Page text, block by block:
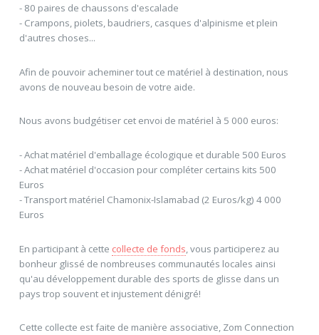
- 80 paires de chaussons d'escalade
- Crampons, piolets, baudriers, casques d'alpinisme et plein
d'autres choses...
Afin de pouvoir acheminer tout ce matériel à destination, nous
avons de nouveau besoin de votre aide.
Nous avons budgétiser cet envoi de matériel à 5 000 euros:
- Achat matériel d'emballage écologique et durable 500 Euros
- Achat matériel d'occasion pour compléter certains kits 500
Euros
- Transport matériel Chamonix-Islamabad (2 Euros/kg) 4 000
Euros
En participant à cette collecte de fonds , vous participerez au
bonheur glissé de nombreuses communautés locales ainsi
qu'au développement durable des sports de glisse dans un
pays trop souvent et injustement dénigré!
Cette collecte est faite de manière associative, Zom Connection